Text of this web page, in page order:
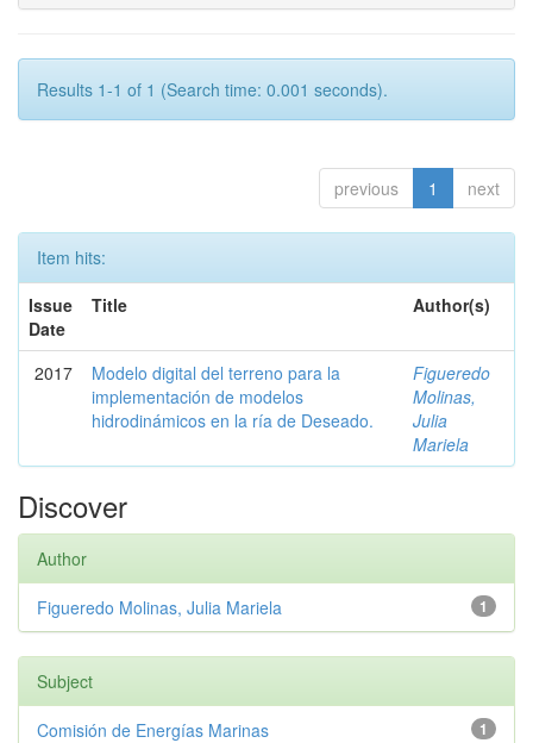
Results 1-1 of 1 (Search time: 0.001 seconds).
previous 1 next
Item hits:
Issue
Date
Title Author(s)
2017
Modelo digital del terreno para la
implementación de modelos
hidrodinámicos en la ría de Deseado.
Figueredo
Molinas,
Julia
Mariela
Discover
Author
1
Figueredo Molinas, Julia Mariela
Subject
1
Comisión de Energías Marinas